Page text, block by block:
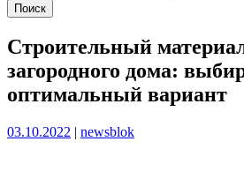
Строительный
загородного дома:
оптимальный вариант
Опубликовано
03.10.2022 | Опубликовано
newsblok